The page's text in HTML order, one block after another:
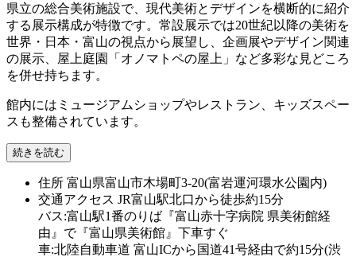
県立の総合美術施設で、現代美術とデザインを横断的に紹介
する展示構成が特徴です。常設展示では20世紀以降の美術を
世界・日本・富山の視点から展望し、企画展やデザイン関連
の展示、屋上庭園「オノマトペの屋上」など多彩な見どころ
を併せ持ちます。
館内にはミュージアムショップやレストラン、キッズスペー
スも整備されています。
続きを読む
住所 富山県富山市木場町3-20(富岩運河環水公園内)
交通アクセス JR富山駅北口から徒歩約15分
バス:富山駅1番のりば『富山赤十字病院 県美術館経
由』で『富山県美術館』下車すぐ
車:北陸自動車道 富山ICから国道41号経由で約15分(渋